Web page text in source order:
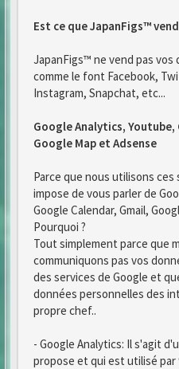
Est ce que JapanFigs™
JapanFigs™ ne vend pas
comme le font Facebook,
Instagram, Snapchat, etc...
Google Analytics,
Google Map et Adsense
Parce que nous utilisons ces
impose de vous parler de
Google Calendar, Gmail,
Pourquoi ?
Tout simplement parce que
communiquons pas vos
des services de Google et
données personnelles des
propre chef..
- Google Analytics: Il s'agit
propose et qui est utilisé par